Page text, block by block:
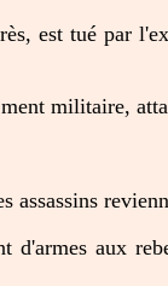
est tué par
militaire,
assassins
aux